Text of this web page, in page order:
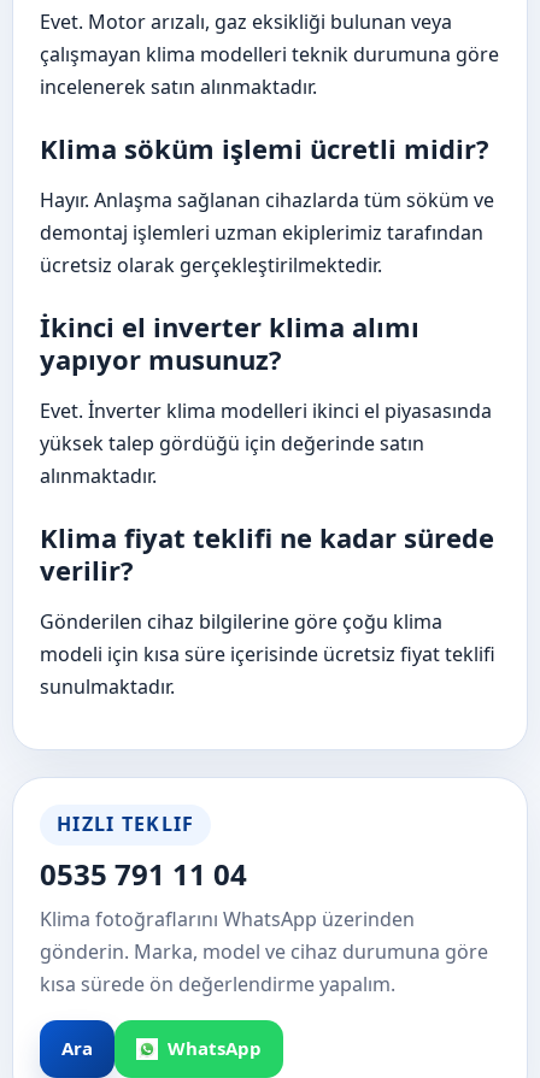
Evet. Motor arızalı, gaz eksikliği bulunan veya
çalışmayan klima modelleri teknik durumuna göre
incelenerek satın alınmaktadır.
Klima söküm işlemi ücretli midir?
Hayır. Anlaşma sağlanan cihazlarda tüm söküm ve
demontaj işlemleri uzman ekiplerimiz tarafından
ücretsiz olarak gerçekleştirilmektedir.
İkinci el inverter klima alımı
yapıyor musunuz?
Evet. İnverter klima modelleri ikinci el piyasasında
yüksek talep gördüğü için değerinde satın
alınmaktadır.
Klima fiyat teklifi ne kadar sürede
verilir?
Gönderilen cihaz bilgilerine göre çoğu klima
modeli için kısa süre içerisinde ücretsiz fiyat teklifi
sunulmaktadır.
HIZLI TEKLIF
0535 791 11 04
Klima fotoğraflarını WhatsApp üzerinden
gönderin. Marka, model ve cihaz durumuna göre
kısa sürede ön değerlendirme yapalım.
Ara WhatsApp